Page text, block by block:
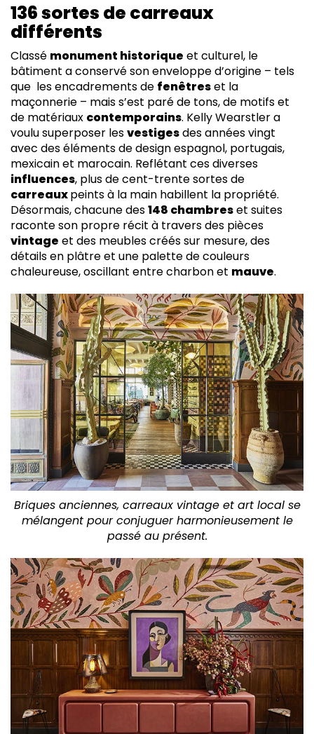
136 sortes de carreaux
différents
Classé monument historique et culturel, le
bâtiment a conservé son enveloppe d’origine – tels
que les encadrements de fenêtreset la
maçonnerie – mais s’est paré de tons, de motifs et
de matériaux contemporains. Kelly Wearstler a
voulu superposer lesvestigesdes années vingt
avec des éléments de design espagnol, portugais,
mexicain et marocain. Reflétant ces diverses
influences, plus de cent-trente sortes de
carreauxpeints à la main habillent la propriété.
Désormais, chacune des148 chambreset suites
raconte son propre récit à travers des pièces
vintage et des meubles créés sur mesure, des
détails en plâtre et une palette de couleurs
chaleureuse, oscillant entre charbon et mauve.
Briques anciennes, carreaux vintage et art local se
mélangent pour conjuguer harmonieusement le
passé au présent.